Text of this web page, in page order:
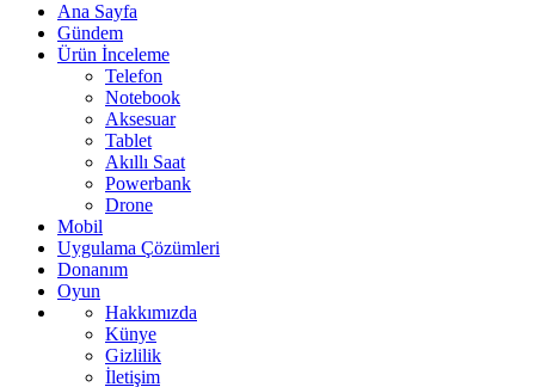
Ana Sayfa
Gündem
Ürün İnceleme
Telefon
Notebook
Aksesuar
Tablet
Akıllı Saat
Powerbank
Drone
Mobil
Uygulama Çözümleri
Donanım
Oyun
Hakkımızda
Künye
Gizlilik
İletişim